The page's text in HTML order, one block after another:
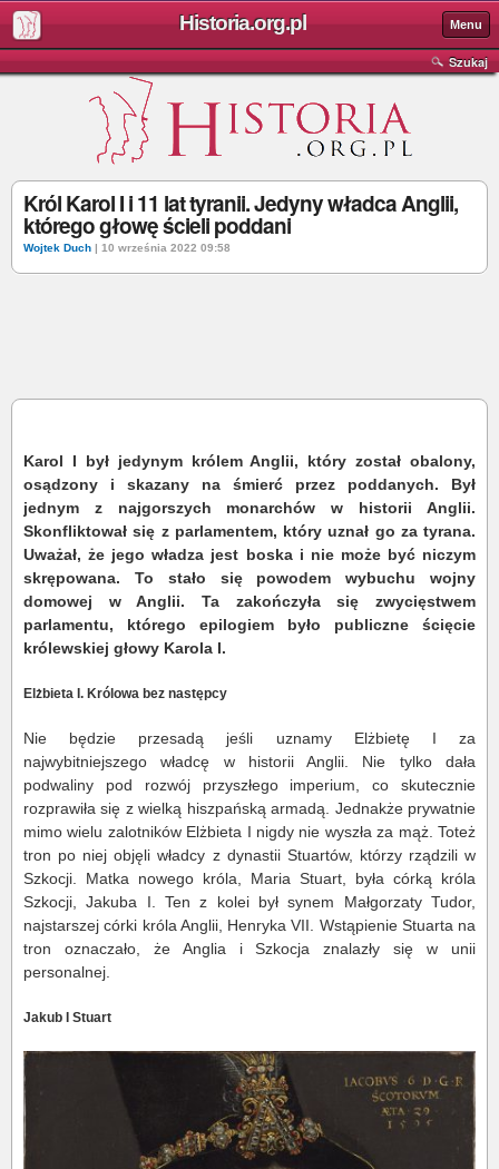
Historia.org.pl Menu
Szukaj
Król Karol I i 11 lat tyranii. Jedyny władca Anglii,
którego głowę ścieli poddani
Wojtek Duch | 10 września 2022 09:58
Karol I był jedynym królem Anglii, który został obalony,
osądzony i skazany na śmierć przez poddanych. Był
jednym z najgorszych monarchów w historii Anglii.
Skonfliktował się z parlamentem, który uznał go za tyrana.
Uważał, że jego władza jest boska i nie może być niczym
skrępowana. To stało się powodem wybuchu wojny
domowej w Anglii. Ta zakończyła się zwycięstwem
parlamentu, którego epilogiem było publiczne ścięcie
królewskiej głowy Karola I.
Elżbieta I. Królowa bez następcy
Nie będzie przesadą jeśli uznamy Elżbietę I za
najwybitniejszego władcę w historii Anglii. Nie tylko dała
podwaliny pod rozwój przyszłego imperium, co skutecznie
rozprawiła się z wielką hiszpańską armadą. Jednakże prywatnie
mimo wielu zalotników Elżbieta I nigdy nie wyszła za mąż. Toteż
tron po niej objęli władcy z dynastii Stuartów, którzy rządzili w
Szkocji. Matka nowego króla, Maria Stuart, była córką króla
Szkocji, Jakuba I. Ten z kolei był synem Małgorzaty Tudor,
najstarszej córki króla Anglii, Henryka VII. Wstąpienie Stuarta na
tron oznaczało, że Anglia i Szkocja znalazły się w unii
personalnej.
Jakub I Stuart